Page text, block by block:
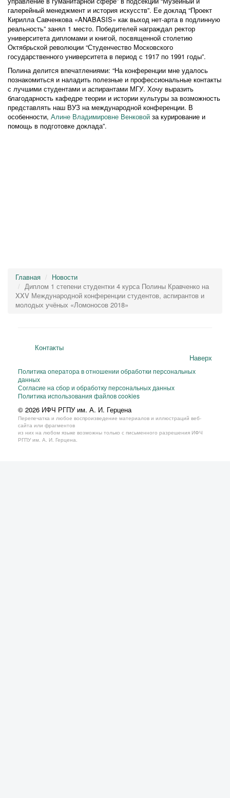
галерейный менеджмент и история искусств”. Ее доклад “Проект
Кирилла Савченкова «ANABASIS» как выход нет-арта в подлинную
реальность” занял 1 место. Победителей награждал ректор
университета дипломами и книгой, посвященной столетию
Октябрьской революции “Студенчество Московского
государственного университета в период с 1917 по 1991 годы”.
Полина делится впечатлениями: “На конференции мне удалось
познакомиться и наладить полезные и профессиональные контакты
с лучшими студентами и аспирантами МГУ. Хочу выразить
благодарность кафедре теории и истории культуры за возможность
представлять наш ВУЗ на международной конференции. В
особенности, Алине Владимировне Венковой за курирование и
помощь в подготовке доклада”.
Главная
Новости
Диплом 1 степени студентки 4 курса Полины Кравченко на
XXV Международной конференции студентов, аспирантов и
молодых учёных «Ломоносов 2018»
Контакты
Наверх
Политика оператора в отношении обработки персональных
данных
Согласие на сбор и обработку персональных данных
Политика использования файлов cookies
© 2026 ИФЧ РГПУ им. А. И. Герцена
Перепечатка и любое воспроизведение материалов и иллюстраций веб-
сайта или фрагментов
из них на любом языке возможны только с письменного разрешения ИФЧ
РГПУ им. А. И. Герцена.